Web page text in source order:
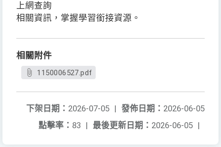
上網查詢
相關資訊，掌握學習銜接資源。
相關附件
1150006527.pdf
發佈日期： 2026-06-05
下架日期： 2026-07-05 |
最後更新日期： 2026-06-05 |
點擊率： 83 |